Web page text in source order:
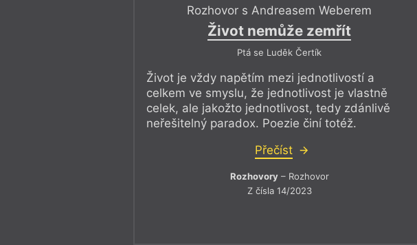
Rozhovor s Andreasem Weberem
Život nemůže zemřít
Ptá se Luděk Čertík
Život je vždy napětím mezi jednotlivostí a
celkem ve smyslu, že jednotlivost je vlastně
celek, ale jakožto jednotlivost, tedy zdánlivě
neřešitelný paradox. Poezie činí totéž.
Přečíst
Rozhovory– Rozhovor
Z čísla 14/2023